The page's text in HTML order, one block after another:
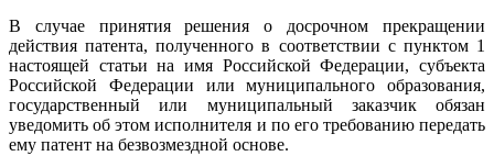
В случае принятия решения о досрочном прекращении
действия патента, полученного в соответствии с пунктом 1
настоящей статьи на имя Российской Федерации, субъекта
Российской Федерации или муниципального образования,
государственный или муниципальный заказчик обязан
уведомить об этом исполнителя и по его требованию передать
ему патент на безвозмездной основе.